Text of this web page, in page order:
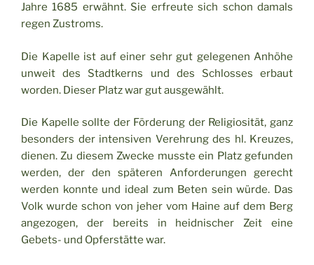
Jahre 1685 erwähnt. Sie erfreute sich schon damals
regen Zustroms.
Die Kapelle ist auf einer sehr gut gelegenen Anhöhe
unweit des Stadtkerns und des Schlosses erbaut
worden. Dieser Platz war gut ausgewählt.
Die Kapelle sollte der Förderung der Religiosität, ganz
besonders der intensiven Verehrung des hl. Kreuzes,
dienen. Zu diesem Zwecke musste ein Platz gefunden
werden, der den späteren Anforderungen gerecht
werden konnte und ideal zum Beten sein würde. Das
Volk wurde schon von jeher vom Haine auf dem Berg
angezogen, der bereits in heidnischer Zeit eine
Gebets- und Opferstätte war.